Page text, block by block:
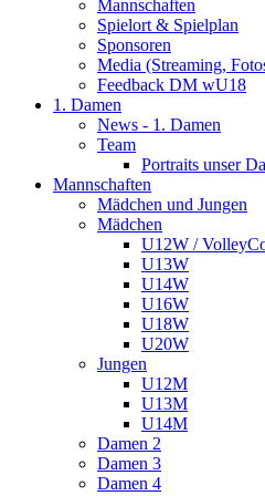
Mannschaften
Spielort & Spielplan
Sponsoren
Media (Streaming,
Feedback DM wU18
1. Damen
News - 1. Damen
Team
Portraits unser
Mannschaften
Mädchen und Jungen
Mädchen
U12W /
U13W
U14W
U16W
U18W
U20W
Jungen
U12M
U13M
U14M
Damen 2
Damen 3
Damen 4